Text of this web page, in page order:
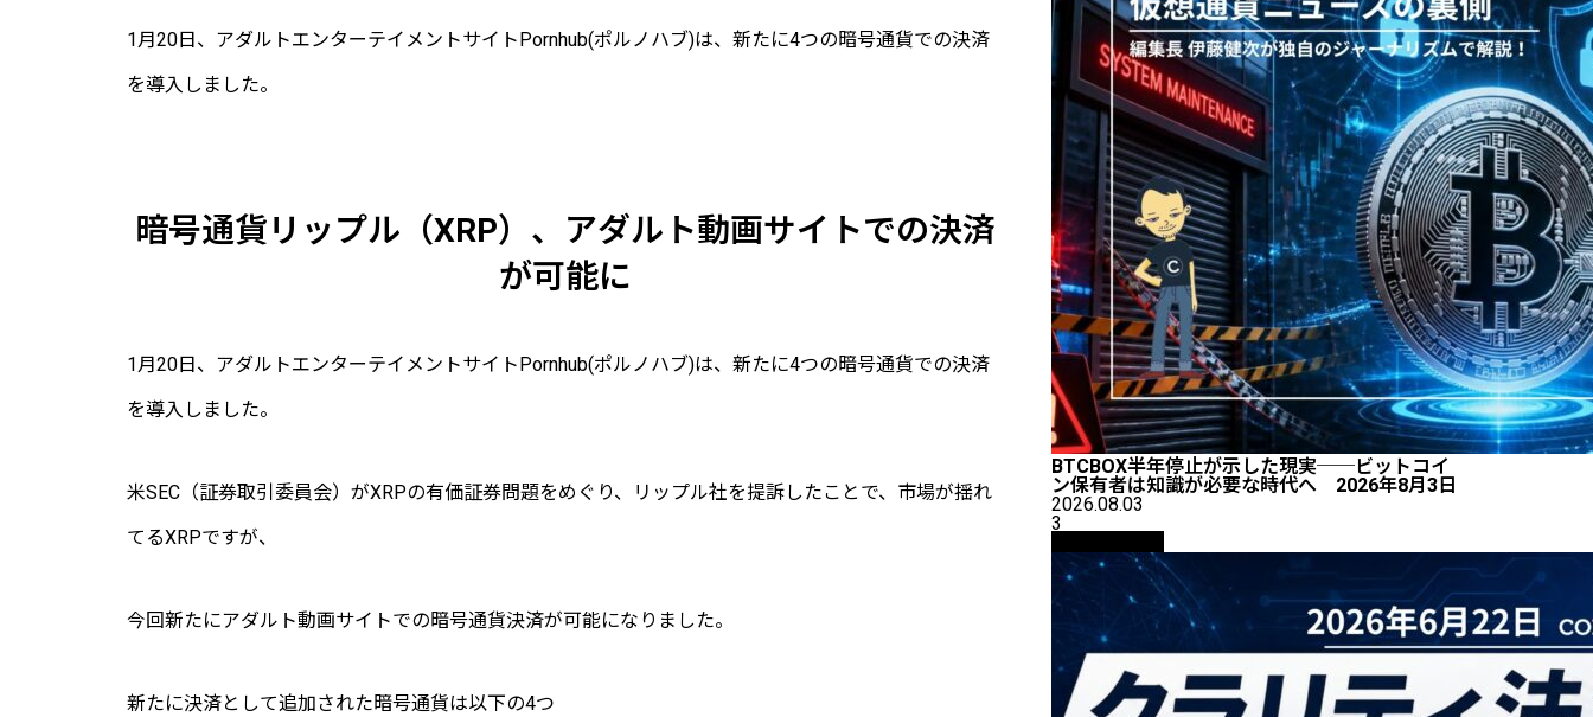
1月20日、アダルトエンターテイメントサイトPornhub(ポルノハブ)は、新たに4つの暗号通貨での決済
を導入しました。
暗号通貨リップル（XRP）、アダルト動画サイトでの決済
が可能に
1月20日、アダルトエンターテイメントサイトPornhub(ポルノハブ)は、新たに4つの暗号通貨での決済
を導入しました。
米SEC（証券取引委員会）がXRPの有価証券問題をめぐり、リップル社を提訴したことで、市場が揺れ
てるXRPですが、
今回新たにアダルト動画サイトでの暗号通貨決済が可能になりました。
新たに決済として追加された暗号通貨は以下の4つ
BTCBOX半年停止が示した現実──ビットコイ
ン保有者は知識が必要な時代へ 2026年8月3日
2026.08.03
3